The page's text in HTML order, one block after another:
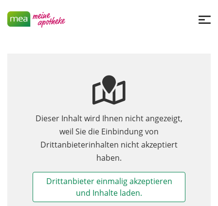
Dieser Inhalt wird Ihnen nicht angezeigt,
weil Sie die Einbindung von
Drittanbieterinhalten nicht akzeptiert
haben.
Drittanbieter einmalig akzeptieren
und Inhalte laden.